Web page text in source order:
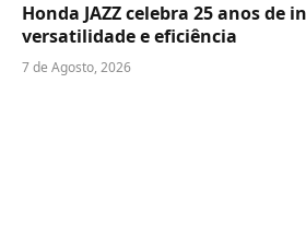
Honda JAZZ celebra 25 anos de
versatilidade e eficiência
7 de Agosto, 2026